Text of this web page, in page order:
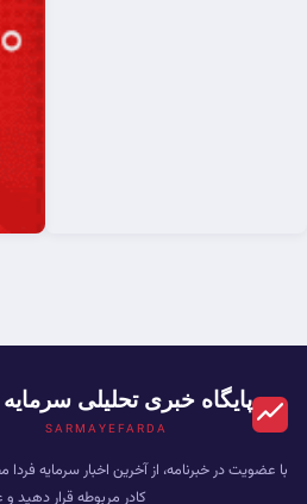
پایگاه خبری تحلیلی سرمایه
SARMAYEFARDA
با عضویت در خبرنامه، از آخرین اخبار سرمایه
کادر مربوطه قرار دهید